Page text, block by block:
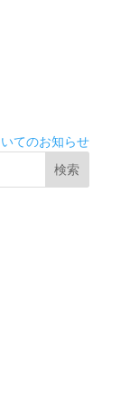
てのお知らせ
検索